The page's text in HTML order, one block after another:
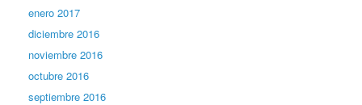
enero 2017
diciembre 2016
noviembre 2016
octubre 2016
septiembre 2016